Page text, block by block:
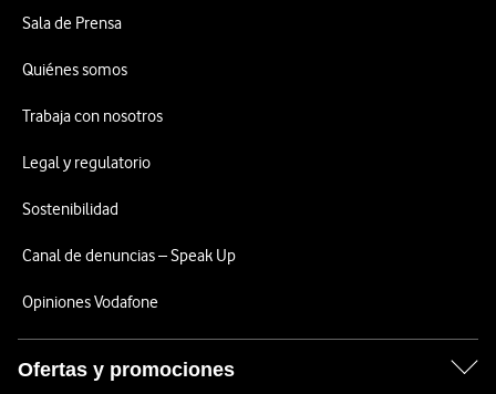
Sala de Prensa
Quiénes somos
Trabaja con nosotros
Legal y regulatorio
Sostenibilidad
Canal de denuncias – Speak Up
Opiniones Vodafone
Ofertas y promociones